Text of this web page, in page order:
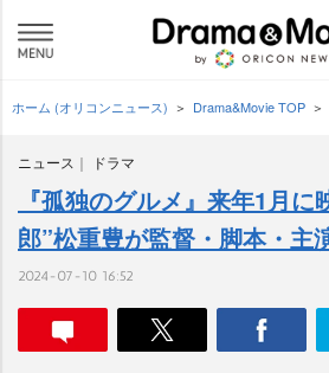
ホーム (オリコンニュース) Drama&Movie TOP
ニュース ドラマ
『孤独のグルメ』来年1月
郎”松重豊が監督・脚本・主
2024-07-10 16:52